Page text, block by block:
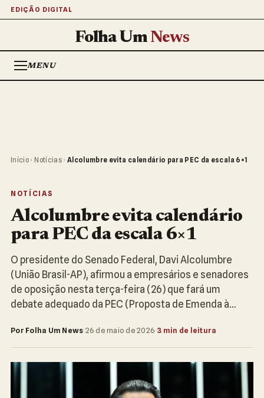
EDIÇÃO DIGITAL
Folha UmNews
MENU
Início › Notícias › Alcolumbre evita calendário para PEC da escala 6×1
NOTÍCIAS
Alcolumbre evita calendário
para PEC da escala 6×1
O presidente do Senado Federal, Davi Alcolumbre
(União Brasil-AP), afirmou a empresários e senadores
de oposição nesta terça-feira (26) que fará um
debate adequado da PEC (Proposta de Emenda à…
Por Folha Um News·26 de maio de 2026·3 min de leitura